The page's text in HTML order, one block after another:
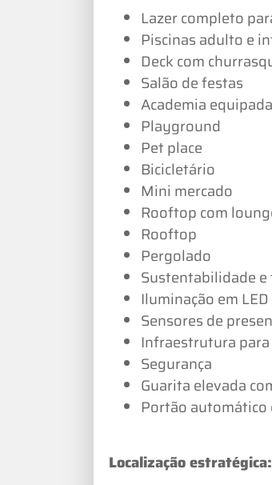
Lazer completo
Piscinas adulto e
Deck com
Salão de festas
Academia equipada
Playground
Pet place
Bicicletário
Mini mercado
Rooftop com
Rooftop
Pergolado
Sustentabilidade
Iluminação em
Sensores de
Infraestrutura
Segurança
Guarita elevada
Portão automático
Localização estratégica: